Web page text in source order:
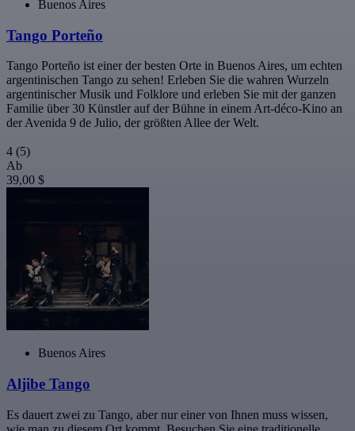
Buenos Aires
Tango Porteño
Tango Porteño ist einer der besten Orte in Buenos Aires, um echten
argentinischen Tango zu sehen! Erleben Sie die wahren Wurzeln
argentinischer Musik und Folklore und erleben Sie mit der ganzen
Familie über 30 Künstler auf der Bühne in einem Art-déco-Kino an
der Avenida 9 de Julio, der größten Allee der Welt.
4 (5)
Ab
39,00 $
Buenos Aires
Aljibe Tango
Es dauert zwei zu Tango, aber nur einer von Ihnen muss wissen,